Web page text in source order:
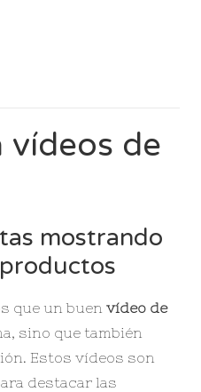
de
mostrando
que un buen vídeo de
sino que también
Estos vídeos son
destacar las